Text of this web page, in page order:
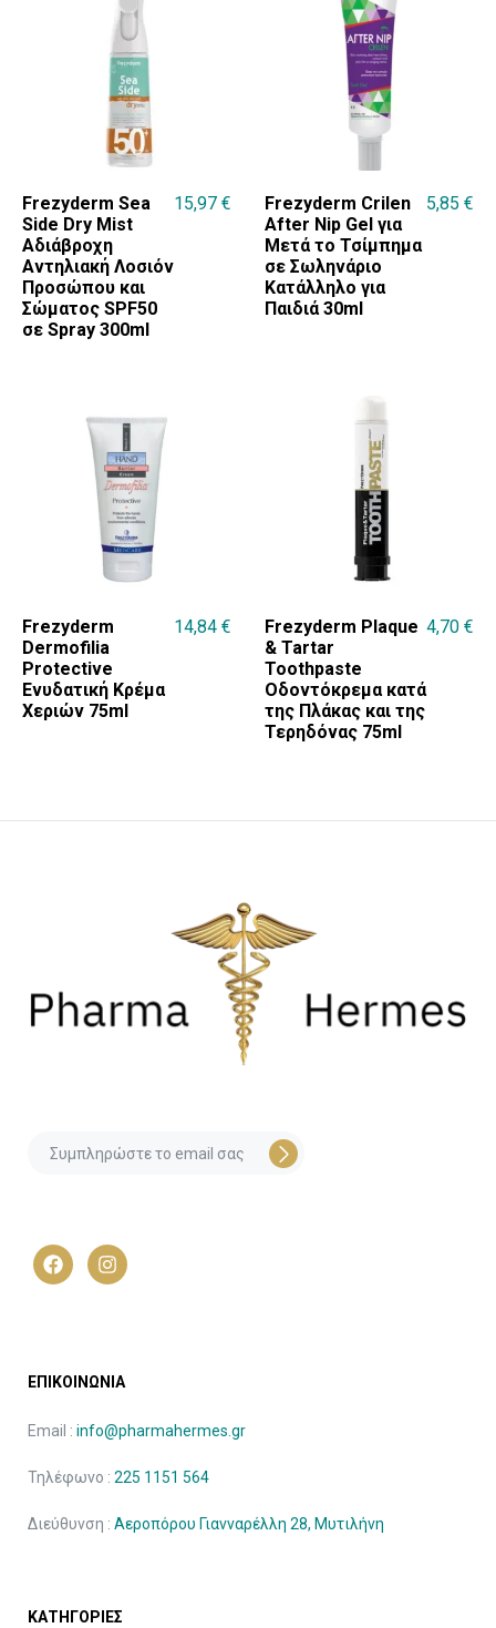
Frezyderm Sea
Side Dry Mist
Αδιάβροχη
Αντηλιακή Λοσιόν
Προσώπου και
Σώματος SPF50
σε Spray 300ml
15,97 €
Frezyderm Crilen
After Nip Gel για
Μετά το Τσίμπημα
σε Σωληνάριο
Κατάλληλο για
Παιδιά 30ml
5,85 €
Frezyderm
Dermofilia
Protective
Ενυδατική Κρέμα
Χεριών 75ml
14,84 €
Frezyderm Plaque
& Tartar
Toothpaste
Οδοντόκρεμα κατά
της Πλάκας και της
Τερηδόνας 75ml
4,70 €
ΕΠΙΚΟΙΝΩΝΙΑ
Email : info@pharmahermes.gr
Τηλέφωνο : 225 1151 564
Διεύθυνση : Αεροπόρου Γιανναρέλλη 28, Μυτιλήνη
ΚΑΤΗΓΟΡΙΕΣ